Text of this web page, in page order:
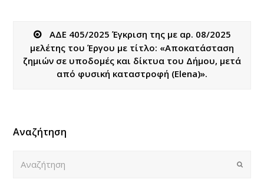
ΑΔΕ 405/2025 Έγκριση της με αρ. 08/2025
μελέτης του Έργου με τίτλο: «Αποκατάσταση
ζημιών σε υποδομές και δίκτυα του Δήμου, μετά
από φυσική καταστροφή (Elena)».
Αναζήτηση
Submit